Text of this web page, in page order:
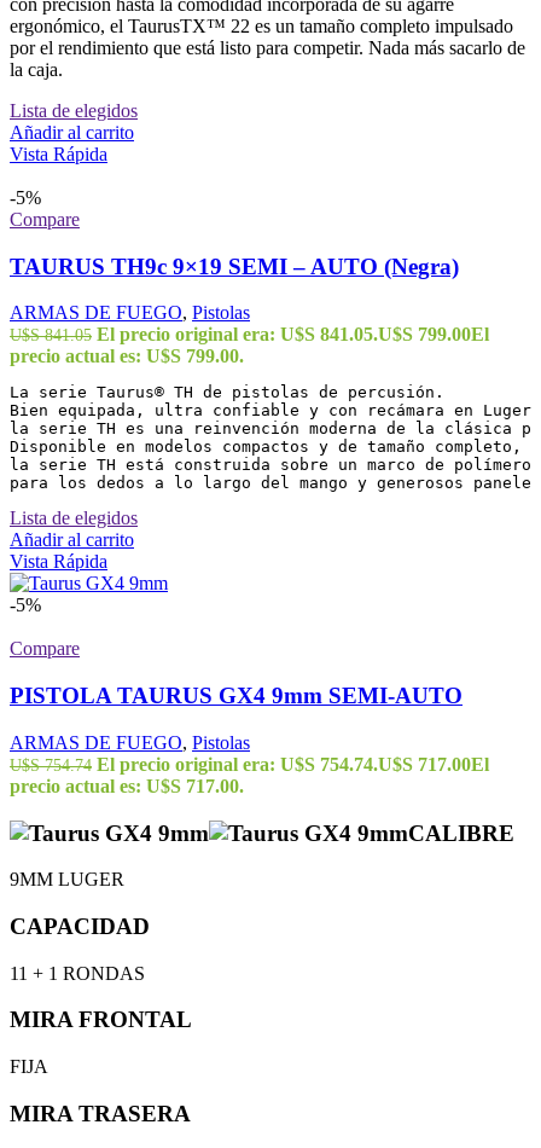
con precisión hasta la comodidad incorporada de su agarre
ergonómico, el TaurusTX™ 22 es un tamaño completo impulsado
por el rendimiento que está listo para competir. Nada más sacarlo de
la caja.
Lista de elegidos
Añadir al carrito
Vista Rápida
-5%
Compare
TAURUS TH9c 9×19 SEMI – AUTO (Negra)
ARMAS DE FUEGO, Pistolas
U$S841.05 El precio original era: U$S 841.05.U$S 799.00El
precio actual es: U$S 799.00.
La serie Taurus® TH de pistolas de percusión.
Bien equipada, ultra confiable y con recámara en Luger
la serie TH es una reinvención moderna de la clásica
Disponible en modelos compactos y de tamaño completo,
la serie TH está construida sobre un marco de
para los dedos a lo largo del mango y generosos
Lista de elegidos
Añadir al carrito
Vista Rápida
-5%
Compare
PISTOLA TAURUS GX4 9mm SEMI-AUTO
ARMAS DE FUEGO, Pistolas
U$S754.74 El precio original era: U$S 754.74.U$S 717.00El
precio actual es: U$S 717.00.
CALIBRE
9MM LUGER
CAPACIDAD
11 + 1 RONDAS
MIRA FRONTAL
FIJA
MIRA TRASERA